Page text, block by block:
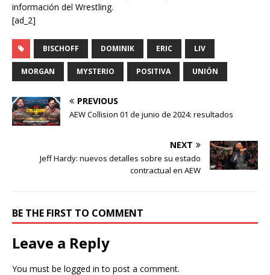
información del Wrestling.
[ad_2]
BISCHOFF DOMINIK ERIC LIV
MORGAN MYSTERIO POSITIVA UNIÓN
PREVIOUS
AEW Collision 01 de junio de 2024: resultados
NEXT
Jeff Hardy: nuevos detalles sobre su estado
contractual en AEW
BE THE FIRST TO COMMENT
Leave a Reply
You must be logged in to post a comment.